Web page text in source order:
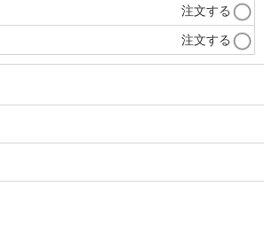
注文する
注文する